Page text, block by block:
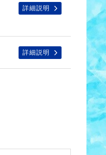
詳細説明
詳細説明